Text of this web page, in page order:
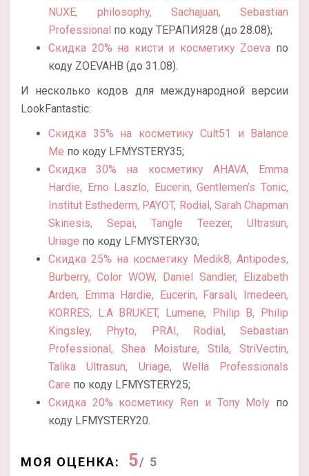
NUXE, philosophy, Sachajuan, Sebastian
Professional по коду ТЕРАПИЯ28 (до 28.08);
Скидка 20% на кисти и косметику Zoeva по
коду ZOEVAHB (до 31.08).
И несколько кодов для международной версии
LookFantastic:
Скидка 35% на косметику Cult51 и Balance
Me по коду LFMYSTERY35;
Скидка 30% на косметику AHAVA, Emma
Hardie, Erno Laszlo, Eucerin, Gentlemen’s Tonic,
Institut Esthederm, PAYOT, Rodial, Sarah Chapman
Skinesis, Sepai, Tangle Teezer, Ultrasun,
Uriage по коду LFMYSTERY30;
Скидка 25% на косметику Medik8, Antipodes,
Burberry, Color WOW, Daniel Sandler, Elizabeth
Arden, Emma Hardie, Eucerin, Farsali, Imedeen,
KORRES, L:A BRUKET, Lumene, Philip B, Philip
Kingsley, Phyto, PRAI, Rodial, Sebastian
Professional, Shea Moisture, Stila, StriVectin,
Talika Ultrasun, Uriage, Wella Professionals
Care по коду LFMYSTERY25;
Скидка 20% косметику Ren и Tony Moly по
коду LFMYSTERY20.
МОЯ ОЦЕНКА: 5/ 5